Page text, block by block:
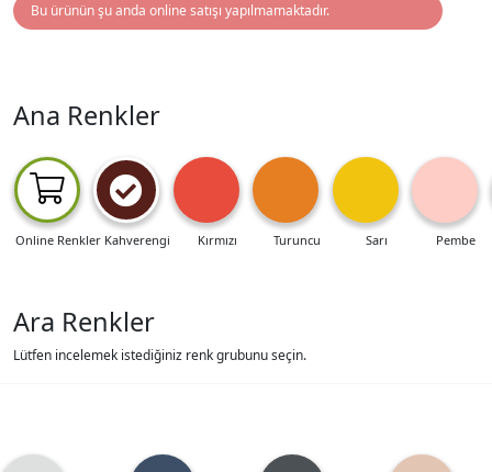
Bu ürünün şu anda online satışı yapılmamaktadır.
Ana Renkler
Online Renkler Kahverengi Kırmızı Turuncu Sarı Pembe
Ara Renkler
Lütfen incelemek istediğiniz renk grubunu seçin.